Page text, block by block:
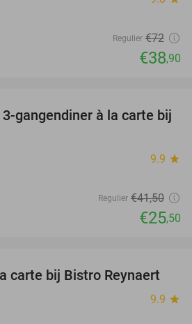
Regulier €72
€38,90
39%
gangendiner à la carte bij
9.9 star
Regulier €41,50
€25,50
35%
carte bij Bistro Reynaert
9.9 star